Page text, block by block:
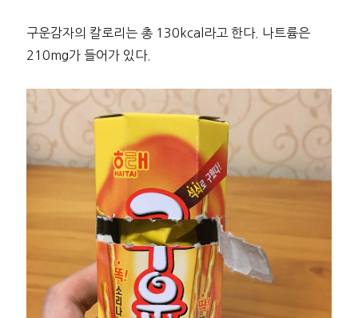
구운감자의 칼로리는 총 130kcal라고 한다. 나트륨은
210mg가 들어가 있다.